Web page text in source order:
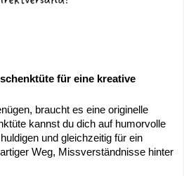
für eine kreative
braucht es eine originelle
kannst du dich auf humorvolle
und gleichzeitig für ein
Weg, Missverständnisse hinter